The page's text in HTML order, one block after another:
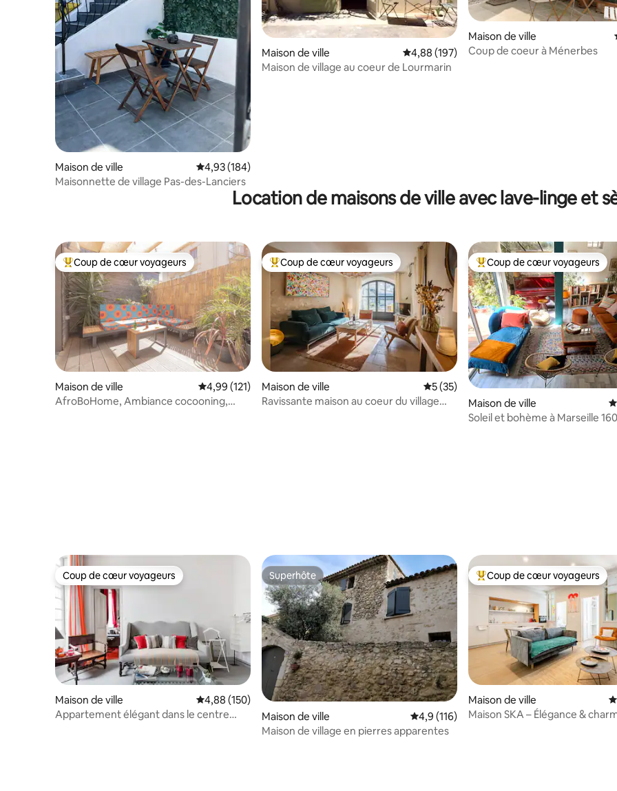
Maison de ville Évaluation moyenne sur la base de 184 commentaires : 4,93 sur 5
4,93 (184)
Maisonnette de village Pas-des-Lanciers
Maison de ville Évaluation moyenne sur la base de 197
4,88 (197)
Maison de village au coeur de Lourmarin
Maison de ville
Coup de coeur à Ménerbes
Location de maisons de ville avec lave-linge et
Coups de cœur voyageurs les plus appréciés
Coup de cœur voyageurs
Maison de ville Évaluation moyenne sur la base de 121 commentaires : 4,99 sur 5
4,99 (121)
AfroBoHome, Ambiance cocooning,
Coups de cœur voyageurs les plus appréciés
Coup de cœur voyageurs
Maison de ville Évaluation moyenne sur la base de 35
5 (35)
Ravissante maison au coeur du village
Coups de cœur voyageurs les
Coup de cœur voyageurs
Maison de ville
Soleil et bohème à Marseille
Coup de cœur voyageurs
Coup de cœur voyageurs
Maison de ville Évaluation moyenne sur la base de 150 commentaires : 4,88 sur 5
4,88 (150)
Appartement élégant dans le centre
Superhôte
Superhôte
Maison de ville Évaluation moyenne sur la base de 116
4,9 (116)
Maison de village en pierres apparentes
Coups de cœur voyageurs les
Coup de cœur voyageurs
Maison de ville
Maison SKA – Élégance &